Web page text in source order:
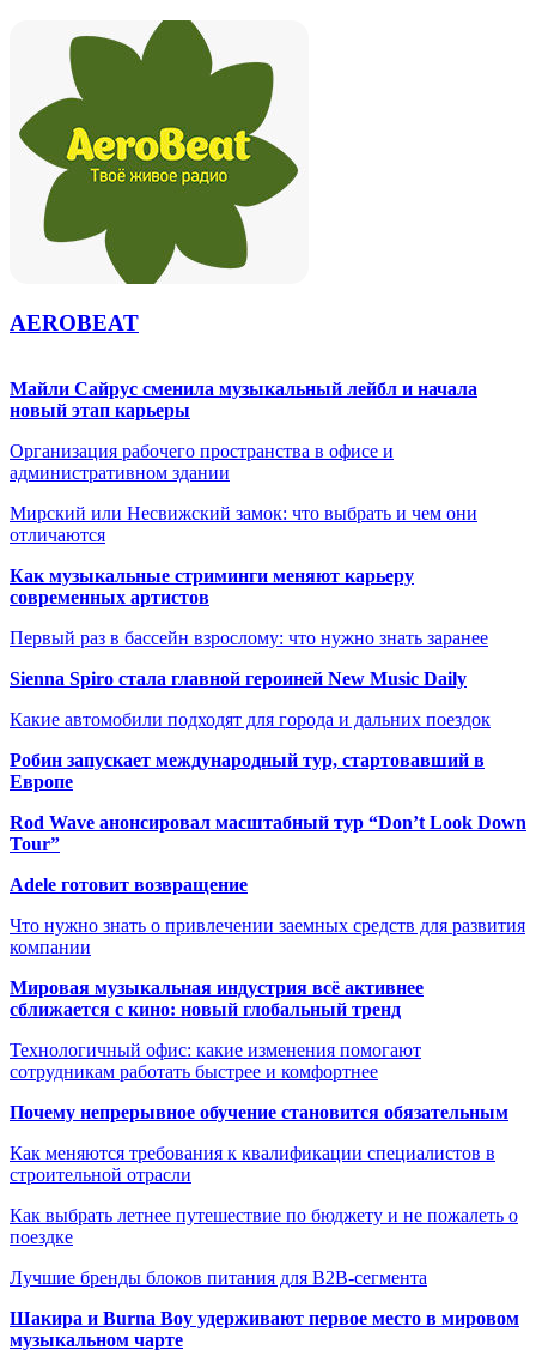
AEROBEAT
Майли Сайрус сменила музыкальный лейбл и начала
новый этап карьеры
Организация рабочего пространства в офисе и
административном здании
Мирский или Несвижский замок: что выбрать и чем они
отличаются
Как музыкальные стриминги меняют карьеру
современных артистов
Первый раз в бассейн взрослому: что нужно знать заранее
Sienna Spiro стала главной героиней New Music Daily
Какие автомобили подходят для города и дальних поездок
Робин запускает международный тур, стартовавший в
Европе
Rod Wave анонсировал масштабный тур “Don’t Look Down
Tour”
Adele готовит возвращение
Что нужно знать о привлечении заемных средств для развития
компании
Мировая музыкальная индустрия всё активнее
сближается с кино: новый глобальный тренд
Технологичный офис: какие изменения помогают
сотрудникам работать быстрее и комфортнее
Почему непрерывное обучение становится обязательным
Как меняются требования к квалификации специалистов в
строительной отрасли
Как выбрать летнее путешествие по бюджету и не пожалеть о
поездке
Лучшие бренды блоков питания для B2B-сегмента
Шакира и Burna Boy удерживают первое место в мировом
музыкальном чарте